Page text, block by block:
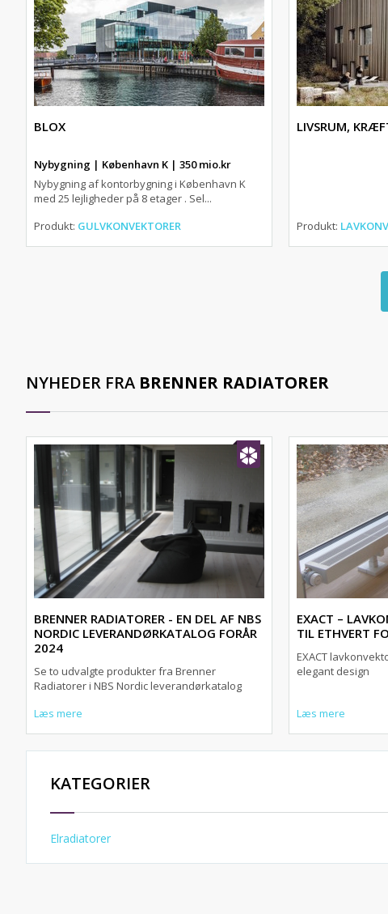
BLOX
Nybygning | København K | 350 mio.kr
Nybygning af kontorbygning i København K
med 25 lejligheder på 8 etager . Sel...
Produkt: GULVKONVEKTORER
LIVSRUM,
Produkt:
NYHEDER FRA BRENNER RADIATORER
BRENNER RADIATORER - EN DEL AF NBS
NORDIC LEVERANDØRKATALOG FORÅR
2024
Se to udvalgte produkter fra Brenner
Radiatorer i NBS Nordic leverandørkatalog
Læs mere
EXACT –
TIL ETHVERT
EXACT
elegant design
Læs mere
KATEGORIER
Elradiatorer